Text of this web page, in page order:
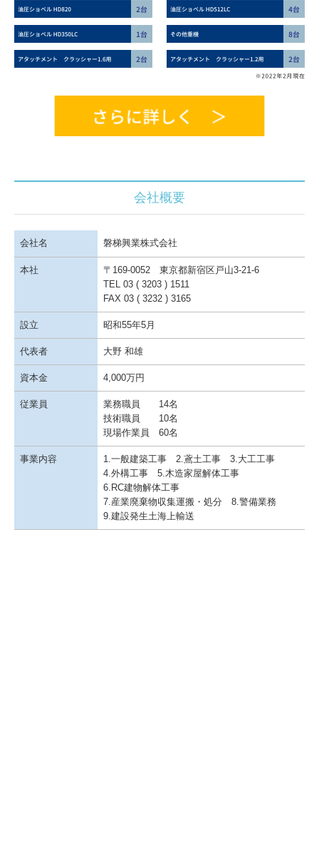
会社概要
会社名 磐梯興業株式会社
本社
〒169-0052 東京都新宿区戸山3-21-6
TEL 03 ( 3203 ) 1511
FAX 03 ( 3232 ) 3165
設立 昭和55年5月
代表者 大野 和雄
資本金 4,000万円
従業員
業務職員 14名
技術職員 10名
現場作業員 60名
事業内容
1.一般建築工事 2.鳶土工事 3.大工工事
4.外構工事 5.木造家屋解体工事
6.RC建物解体工事
7.産業廃棄物収集運搬・処分 8.警備業務
9.建設発生土海上輸送